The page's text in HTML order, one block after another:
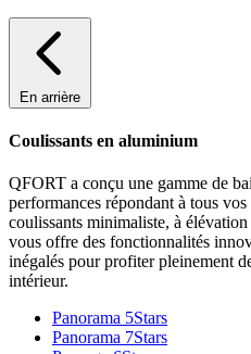
En arrière
Coulissants en aluminium
QFORT a conçu une gamme de
performances répondant à tous
coulissants minimaliste, à
vous offre des fonctionnalités
inégalés pour profiter pleinement
intérieur.
Panorama 5Stars
Panorama 7Stars